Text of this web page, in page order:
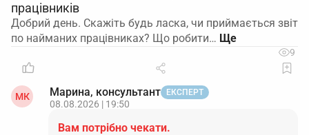
працівників
Добрий день. Скажіть будь ласка, чи приймається звіт
по найманих працівниках? Що робити…
9
МК Марина, консультант ЕКСПЕРТ
08.08.2026 | 19:50
Вам потрібно чекати.